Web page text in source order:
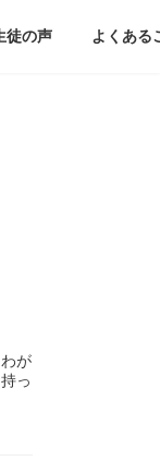
徒の声 よくある
が
っ